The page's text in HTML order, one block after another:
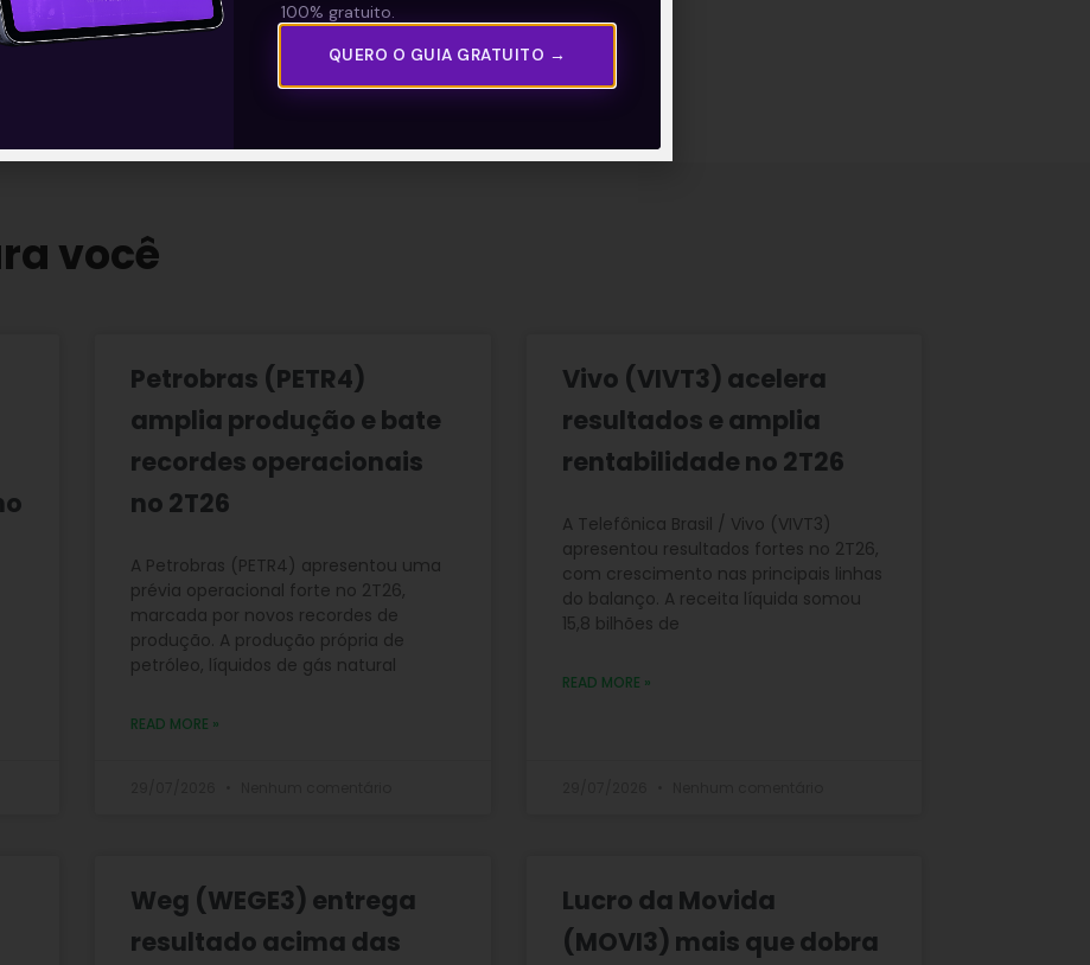
você
Petrobras (PETR4)
amplia produção e bate
recordes operacionais
no 2T26
A Petrobras (PETR4) apresentou uma
prévia operacional forte no 2T26,
marcada por novos recordes de
produção. A produção própria de
petróleo, líquidos de gás natural
READ MORE »
Vivo (VIVT3) acelera
resultados e amplia
rentabilidade no 2T26
A Telefônica Brasil / Vivo (VIVT3)
apresentou resultados fortes no 2T26,
com crescimento nas principais linhas
do balanço. A receita líquida somou
15,8 bilhões de
READ MORE »
Weg (WEGE3) entrega
resultado acima das
Lucro da Movida
(MOVI3) mais que dobra
100% gratuito.
QUERO O GUIA GRATUITO →